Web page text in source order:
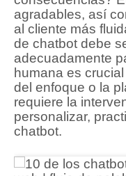
agradables, así
al cliente más
de chatbot debe
adecuadamente
humana es
del enfoque o la
requiere la
personalizar,
chatbot.